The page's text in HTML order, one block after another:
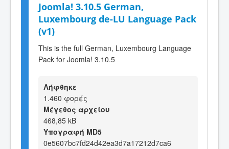
Joomla! 3.10.5 German,
Luxembourg de-LU Language Pack
(v1)
This is the full German, Luxembourg Language
Pack for Joomla! 3.10.5
Λήφθηκε
1.460 φορές
Μέγεθος αρχείου
468,85 kB
Υπογραφή MD5
0e5607bc7fd24d42ea3d7a17212d7ca6